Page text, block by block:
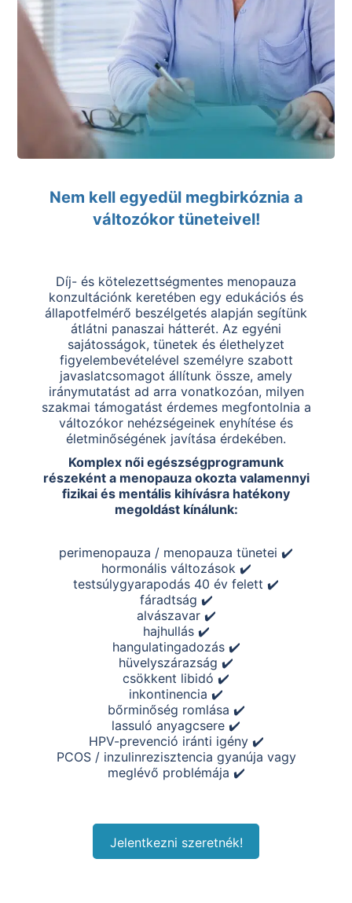
Nem kell egyedül megbirkóznia a
változókor tüneteivel!
Díj- és kötelezettségmentes menopauza
konzultációnk keretében egy edukációs és
állapotfelmérő beszélgetés alapján segítünk
átlátni panaszai hátterét. Az egyéni
sajátosságok, tünetek és élethelyzet
figyelembevételével személyre szabott
javaslatcsomagot állítunk össze, amely
iránymutatást ad arra vonatkozóan, milyen
szakmai támogatást érdemes megfontolnia a
változókor nehézségeinek enyhítése és
életminőségének javítása érdekében.
Komplex női egészségprogramunk
részeként a menopauza okozta valamennyi
fizikai és mentális kihívásra hatékony
megoldást kínálunk:
perimenopauza / menopauza tünetei ✔️
hormonális változások ✔️
testsúlygyarapodás 40 év felett ✔️
fáradtság ✔️
alvászavar ✔️
hajhullás ✔️
hangulatingadozás ✔️
hüvelyszárazság ✔️
csökkent libidó ✔️
inkontinencia ✔️
bőrminőség romlása ✔️
lassuló anyagcsere ✔️
HPV-prevenció iránti igény ✔️
PCOS / inzulinrezisztencia gyanúja vagy
meglévő problémája ✔️
Jelentkezni szeretnék!